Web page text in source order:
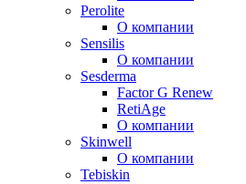
Perolite
О компании
Sensilis
О компании
Sesderma
Factor G Renew
RetiAge
О компании
Skinwell
О компании
Tebiskin